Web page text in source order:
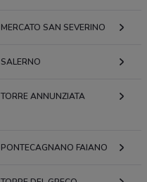
MERCATO SAN SEVERINO
SALERNO
TORRE ANNUNZIATA
PONTECAGNANO FAIANO